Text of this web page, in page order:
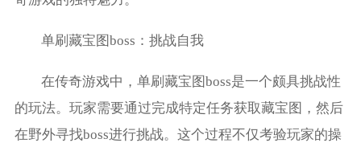
单刷藏宝图boss：挑战自我
在传奇游戏中，单刷藏宝图boss是一个颇具挑战性
的玩法。玩家需要通过完成特定任务获取藏宝图，然后
在野外寻找boss进行挑战。这个过程不仅考验玩家的操